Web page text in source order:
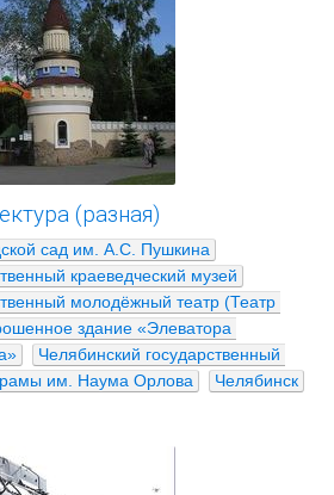
(разная)
сад им. А.С. Пушкина
краеведческий музей
молодёжный театр (Театр
здание «Элеватора
Челябинский государственный
им. Наума Орлова
Челябинск